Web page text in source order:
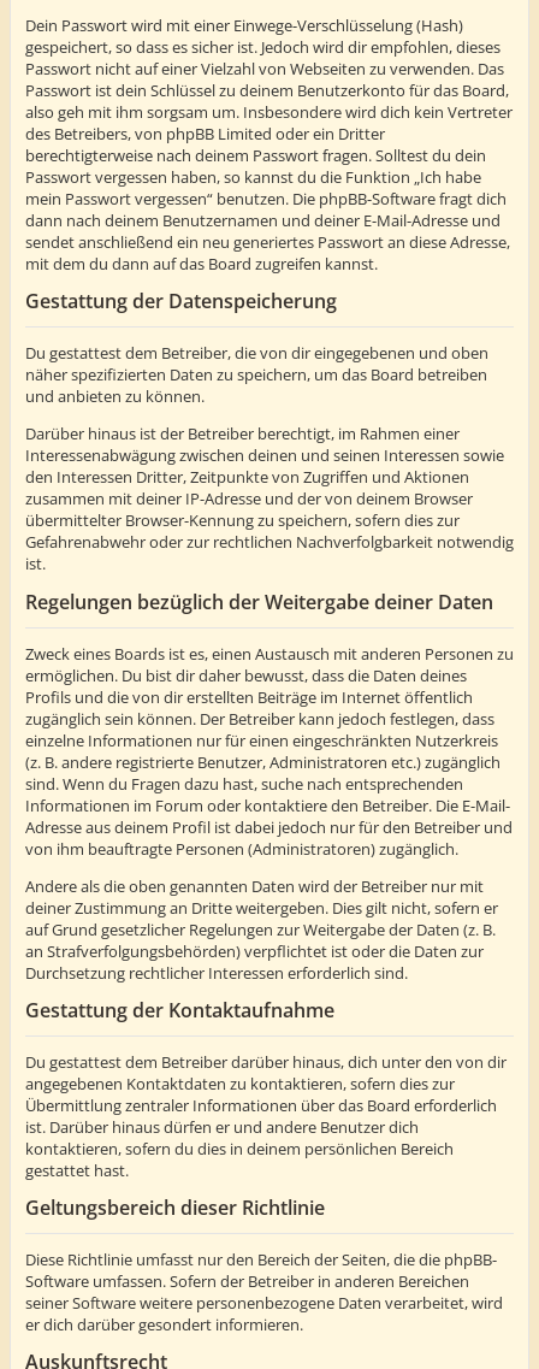
Dein Passwort wird mit einer Einwege-Verschlüsselung (Hash)
gespeichert, so dass es sicher ist. Jedoch wird dir empfohlen, dieses
Passwort nicht auf einer Vielzahl von Webseiten zu verwenden. Das
Passwort ist dein Schlüssel zu deinem Benutzerkonto für das Board,
also geh mit ihm sorgsam um. Insbesondere wird dich kein Vertreter
des Betreibers, von phpBB Limited oder ein Dritter
berechtigterweise nach deinem Passwort fragen. Solltest du dein
Passwort vergessen haben, so kannst du die Funktion „Ich habe
mein Passwort vergessen“ benutzen. Die phpBB-Software fragt dich
dann nach deinem Benutzernamen und deiner E-Mail-Adresse und
sendet anschließend ein neu generiertes Passwort an diese Adresse,
mit dem du dann auf das Board zugreifen kannst.
Gestattung der Datenspeicherung
Du gestattest dem Betreiber, die von dir eingegebenen und oben
näher spezifizierten Daten zu speichern, um das Board betreiben
und anbieten zu können.
Darüber hinaus ist der Betreiber berechtigt, im Rahmen einer
Interessenabwägung zwischen deinen und seinen Interessen sowie
den Interessen Dritter, Zeitpunkte von Zugriffen und Aktionen
zusammen mit deiner IP-Adresse und der von deinem Browser
übermittelter Browser-Kennung zu speichern, sofern dies zur
Gefahrenabwehr oder zur rechtlichen Nachverfolgbarkeit notwendig
ist.
Regelungen bezüglich der Weitergabe deiner Daten
Zweck eines Boards ist es, einen Austausch mit anderen Personen zu
ermöglichen. Du bist dir daher bewusst, dass die Daten deines
Profils und die von dir erstellten Beiträge im Internet öffentlich
zugänglich sein können. Der Betreiber kann jedoch festlegen, dass
einzelne Informationen nur für einen eingeschränkten Nutzerkreis
(z. B. andere registrierte Benutzer, Administratoren etc.) zugänglich
sind. Wenn du Fragen dazu hast, suche nach entsprechenden
Informationen im Forum oder kontaktiere den Betreiber. Die E-Mail-
Adresse aus deinem Profil ist dabei jedoch nur für den Betreiber und
von ihm beauftragte Personen (Administratoren) zugänglich.
Andere als die oben genannten Daten wird der Betreiber nur mit
deiner Zustimmung an Dritte weitergeben. Dies gilt nicht, sofern er
auf Grund gesetzlicher Regelungen zur Weitergabe der Daten (z. B.
an Strafverfolgungsbehörden) verpflichtet ist oder die Daten zur
Durchsetzung rechtlicher Interessen erforderlich sind.
Gestattung der Kontaktaufnahme
Du gestattest dem Betreiber darüber hinaus, dich unter den von dir
angegebenen Kontaktdaten zu kontaktieren, sofern dies zur
Übermittlung zentraler Informationen über das Board erforderlich
ist. Darüber hinaus dürfen er und andere Benutzer dich
kontaktieren, sofern du dies in deinem persönlichen Bereich
gestattet hast.
Geltungsbereich dieser Richtlinie
Diese Richtlinie umfasst nur den Bereich der Seiten, die die phpBB-
Software umfassen. Sofern der Betreiber in anderen Bereichen
seiner Software weitere personenbezogene Daten verarbeitet, wird
er dich darüber gesondert informieren.
Auskunftsrecht